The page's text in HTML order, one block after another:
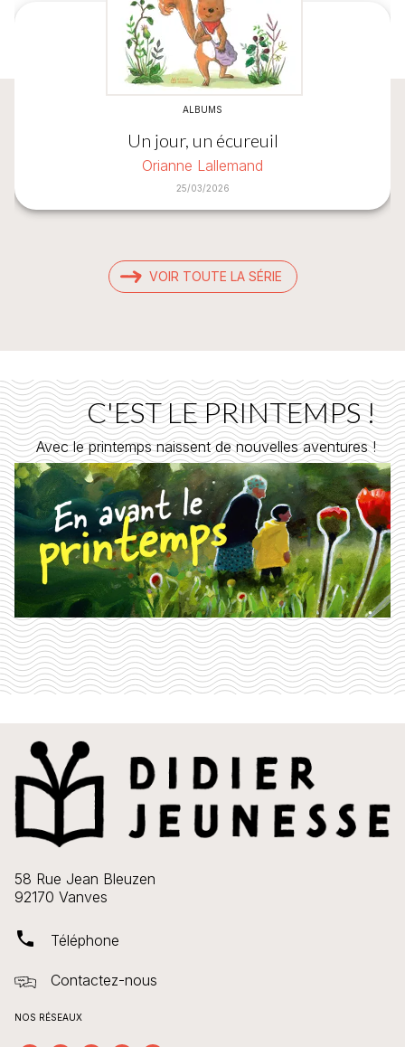
ALBUMS
Un jour, un écureuil
Orianne Lallemand
25/03/2026
VOIR TOUTE LA SÉRIE
C'EST LE PRINTEMPS !
Avec le printemps naissent de nouvelles aventures !
58 Rue Jean Bleuzen
92170 Vanves
phone Téléphone
Contactez-nous
NOS RÉSEAUX